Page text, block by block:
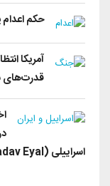
حکم اعدام
آمریکا
قدرت‌های
اسراییلی (Nadav Eyal)